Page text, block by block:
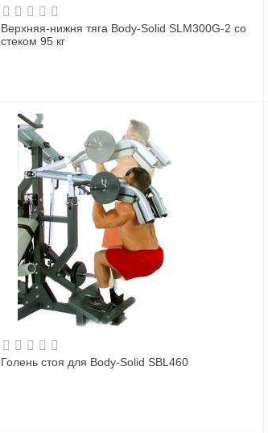
Верхняя-нижня тяга Body-Solid SLM300G-2 со
стеком 95 кг
Голень стоя для Body-Solid SBL460